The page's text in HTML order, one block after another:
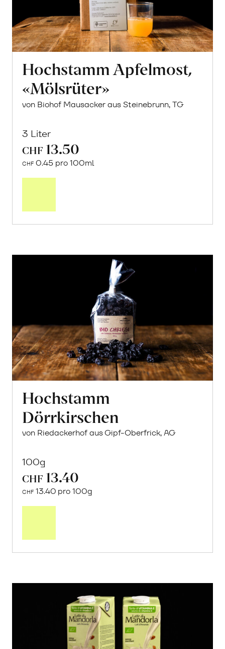
Hochstamm Apfelmost,
«Mölsrüter»
von Biohof Mausacker aus Steinebrunn, TG
3 Liter
CHF 13.50
CHF 0.45 pro 100ml
Hochstamm
Dörrkirschen
von Riedackerhof aus Gipf-Oberfrick, AG
100g
CHF 13.40
CHF 13.40 pro 100g